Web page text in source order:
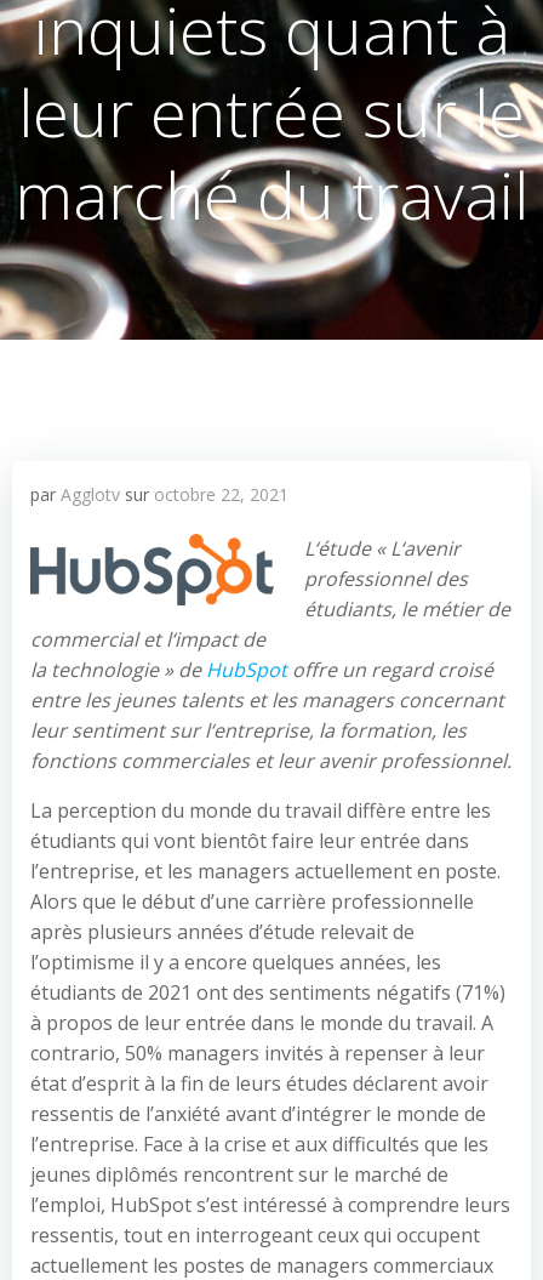
inquiets quant à
leur entrée sur le
marché du travail
par Agglotv sur octobre 22, 2021
L‘étude « L‘avenir
professionnel des
étudiants, le métier de
commercial et l‘impact de
la technologie »de HubSpotoffre un regard croisé
entre les jeunes talents et les managers concernant
leursentimentsur l‘entreprise, la formation, les
fonctions commercialeset leur avenir professionnel.
La perception du monde du travail diffère entre les
étudiants qui vont bientôt faire leur entrée dans
l’entreprise, et les managers actuellement en poste.
Alors que le début d’une carrière professionnelle
après plusieurs années d’étude relevait de
l’optimisme il y a encore quelques années, les
étudiants de 2021 ont des sentiments négatifs (71%)
à propos de leur entrée dans le monde du travail. A
contrario, 50% managers invités à repenser à leur
état d’esprit à la fin de leurs études déclarent avoir
ressentis de l’anxiété avant d’intégrer le monde de
l’entreprise. Face à la crise et aux difficultés que les
jeunes diplômés rencontrent sur le marché de
l’emploi, HubSpot s’est intéressé à comprendre leurs
ressentis, tout en interrogeant ceux qui occupent
actuellement les postes de managers commerciaux